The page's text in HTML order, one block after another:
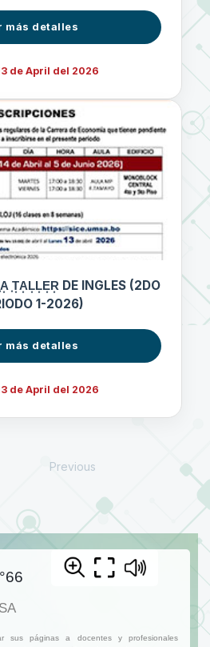
más detalles
de April del 2026
͙T͙A͙L͙L͙E͙R͙ DE INGLES (2DO
1-2026)
más detalles
de April del 2026
Previous